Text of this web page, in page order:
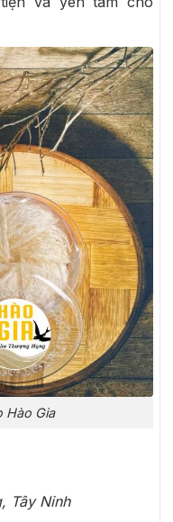
Hào Gia
Tây Ninh